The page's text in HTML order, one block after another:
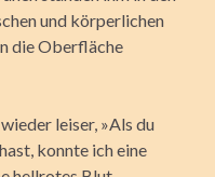
und körperlichen
die Oberfläche
leiser, »Als du
konnte ich eine